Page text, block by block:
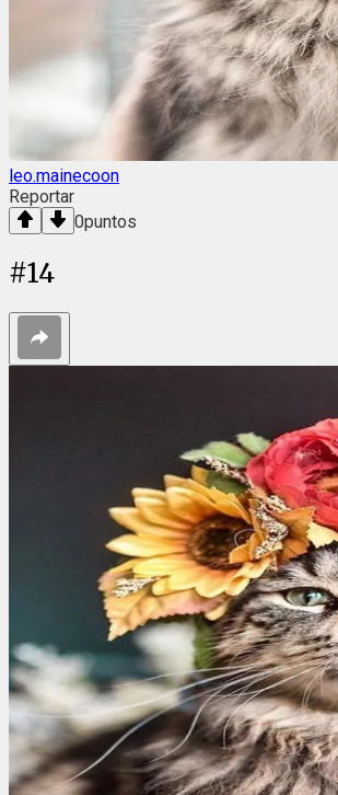
leo.mainecoon
Reportar
0puntos
#14